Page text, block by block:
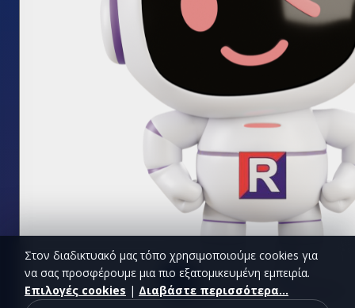
Στον διαδικτυακό μας τόπο χρησιμοποιούμε cookies για
να σας προσφέρουμε μια πιο εξατομικευμένη εμπειρία.
Επιλογές cookies | Διαβάστε περισσότερα...